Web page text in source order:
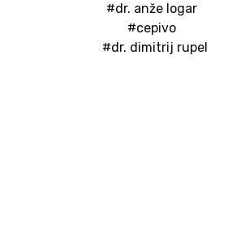
#dr. anže logar
#cepivo
#dr. dimitrij rupel